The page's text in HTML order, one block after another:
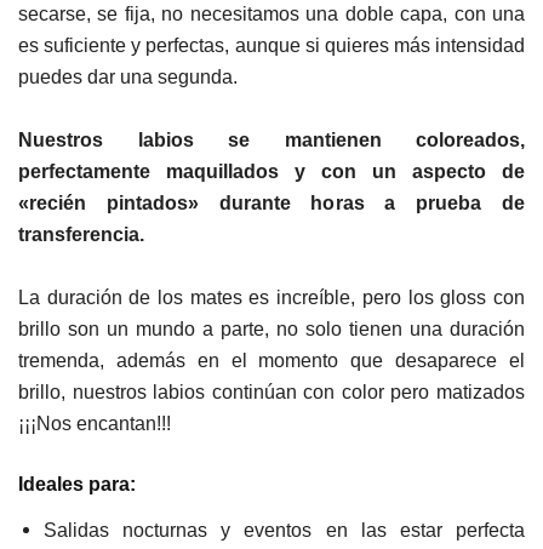
secarse, se fija, no necesitamos una doble capa, con una
es suficiente y perfectas, aunque si quieres más intensidad
puedes dar una segunda.
Nuestros labios se mantienen coloreados,
perfectamente maquillados y con un aspecto de
«recién pintados» durante horas a prueba de
transferencia.
La duración de los mates es increíble, pero los gloss con
brillo son un mundo a parte, no solo tienen una duración
tremenda, además en el momento que desaparece el
brillo, nuestros labios continúan con color pero matizados
¡¡¡Nos encantan!!!
Ideales para:
Salidas nocturnas y eventos en las estar perfecta